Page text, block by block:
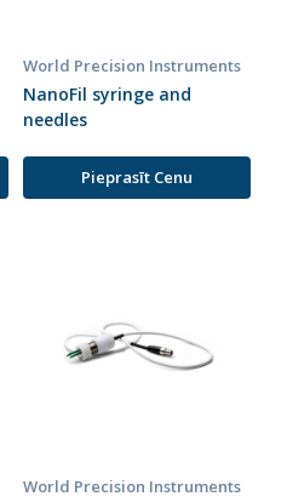
World Precision Instruments
NanoFil syringe and
needles
Pieprasīt Cenu
World Precision Instruments